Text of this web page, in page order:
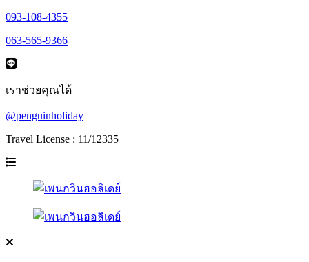
093-108-4355
063-565-9366
เราช่วยคุณได้
@penguinholiday
Travel License : 11/12335